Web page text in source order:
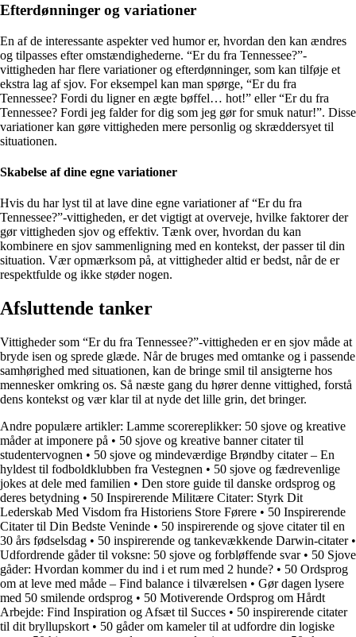
Efterdønninger og variationer
En af de interessante aspekter ved humor er, hvordan den kan ændres
og tilpasses efter omstændighederne. “Er du fra Tennessee?”-
vittigheden har flere variationer og efterdønninger, som kan tilføje et
ekstra lag af sjov. For eksempel kan man spørge, “Er du fra
Tennessee? Fordi du ligner en ægte bøffel… hot!” eller “Er du fra
Tennessee? Fordi jeg falder for dig som jeg gør for smuk natur!”. Disse
variationer kan gøre vittigheden mere personlig og skræddersyet til
situationen.
Skabelse af dine egne variationer
Hvis du har lyst til at lave dine egne variationer af “Er du fra
Tennessee?”-vittigheden, er det vigtigt at overveje, hvilke faktorer der
gør vittigheden sjov og effektiv. Tænk over, hvordan du kan
kombinere en sjov sammenligning med en kontekst, der passer til din
situation. Vær opmærksom på, at vittigheder altid er bedst, når de er
respektfulde og ikke støder nogen.
Afsluttende tanker
Vittigheder som “Er du fra Tennessee?”-vittigheden er en sjov måde at
bryde isen og sprede glæde. Når de bruges med omtanke og i passende
samhørighed med situationen, kan de bringe smil til ansigterne hos
mennesker omkring os. Så næste gang du hører denne vittighed, forstå
dens kontekst og vær klar til at nyde det lille grin, det bringer.
Andre populære artikler: Lamme scorereplikker: 50 sjove og kreative
måder at imponere på • 50 sjove og kreative banner citater til
studentervognen • 50 sjove og mindeværdige Brøndby citater – En
hyldest til fodboldklubben fra Vestegnen • 50 sjove og fædrevenlige
jokes at dele med familien • Den store guide til danske ordsprog og
deres betydning • 50 Inspirerende Militære Citater: Styrk Dit
Lederskab Med Visdom fra Historiens Store Førere • 50 Inspirerende
Citater til Din Bedste Veninde • 50 inspirerende og sjove citater til en
30 års fødselsdag • 50 inspirerende og tankevækkende Darwin-citater•
Udfordrende gåder til voksne: 50 sjove og forbløffende svar• 50 Sjove
gåder: Hvordan kommer du ind i et rum med 2 hunde? • 50 Ordsprog
om at leve med måde – Find balance i tilværelsen • Gør dagen lysere
med 50 smilende ordsprog • 50 Motiverende Ordsprog om Hårdt
Arbejde: Find Inspiration og Afsæt til Succes • 50 inspirerende citater
til dit bryllupskort • 50 gåder om kameler til at udfordre din logiske